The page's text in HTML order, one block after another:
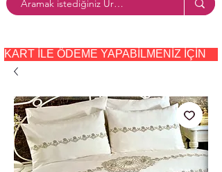
KART ILE ÖDEME YAPABILMENIZ IÇIN